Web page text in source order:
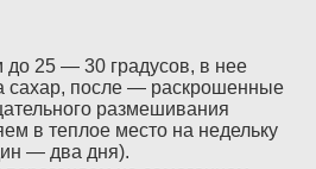
до 25 — 30 градусов, в нее
сахар, после — раскрошенные
размешивания
в теплое место на недельку
— два дня).